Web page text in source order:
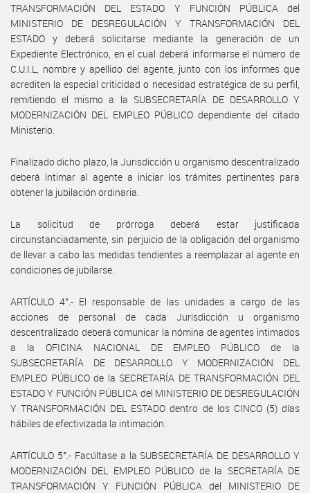
TRANSFORMACIÓN DEL ESTADO Y FUNCIÓN PÚBLICA del
MINISTERIO DE DESREGULACIÓN Y TRANSFORMACIÓN DEL
ESTADO y deberá solicitarse mediante la generación de un
Expediente Electrónico, en el cual deberá informarse el número de
C.U.I.L, nombre y apellido del agente, junto con los informes que
acrediten la especial criticidad o necesidad estratégica de su perfil,
remitiendo el mismo a la SUBSECRETARÍA DE DESARROLLO Y
MODERNIZACIÓN DEL EMPLEO PÚBLICO dependiente del citado
Ministerio.
Finalizado dicho plazo, la Jurisdicción u organismo descentralizado
deberá intimar al agente a iniciar los trámites pertinentes para
obtener la jubilación ordinaria.
La solicitud de prórroga deberá estar justificada
circunstanciadamente, sin perjuicio de la obligación del organismo
de llevar a cabo las medidas tendientes a reemplazar al agente en
condiciones de jubilarse.
ARTÍCULO 4°.- El responsable de las unidades a cargo de las
acciones de personal de cada Jurisdicción u organismo
descentralizado deberá comunicar la nómina de agentes intimados
a la OFICINA NACIONAL DE EMPLEO PÚBLICO de la
SUBSECRETARÍA DE DESARROLLO Y MODERNIZACIÓN DEL
EMPLEO PÚBLICO de la SECRETARÍA DE TRANSFORMACIÓN DEL
ESTADO Y FUNCIÓN PÚBLICA del MINISTERIO DE DESREGULACIÓN
Y TRANSFORMACIÓN DEL ESTADO dentro de los CINCO (5) días
hábiles de efectivizada la intimación.
ARTÍCULO 5°.- Facúltase a la SUBSECRETARÍA DE DESARROLLO Y
MODERNIZACIÓN DEL EMPLEO PÚBLICO de la SECRETARÍA DE
TRANSFORMACIÓN Y FUNCIÓN PÚBLICA del MINISTERIO DE